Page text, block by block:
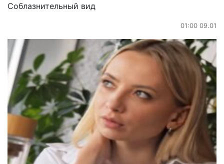
Соблазнительный вид
01:00 09.01